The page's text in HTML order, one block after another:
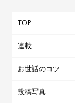
TOP
連載
お世話のコツ
投稿写真